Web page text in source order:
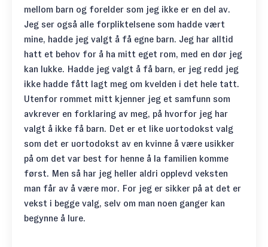
mellom barn og forelder som jeg ikke er en del av.
Jeg ser også alle forpliktelsene som hadde vært
mine, hadde jeg valgt å få egne barn. Jeg har alltid
hatt et behov for å ha mitt eget rom, med en dør jeg
kan lukke. Hadde jeg valgt å få barn, er jeg redd jeg
ikke hadde fått lagt meg om kvelden i det hele tatt.
Utenfor rommet mitt kjenner jeg et samfunn som
avkrever en forklaring av meg, på hvorfor jeg har
valgt å ikke få barn. Det er et like uortodokst valg
som det er uortodokst av en kvinne å være usikker
på om det var best for henne å la familien komme
først. Men så har jeg heller aldri opplevd veksten
man får av å være mor. For jeg er sikker på at det er
vekst i begge valg, selv om man noen ganger kan
begynne å lure.